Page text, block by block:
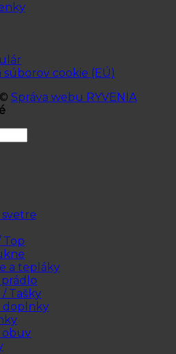
súborov cookie (EÚ)
Správa webu RYVENIA
svetre
Top
a tepláky
/ Tašky
doplnky
obuv